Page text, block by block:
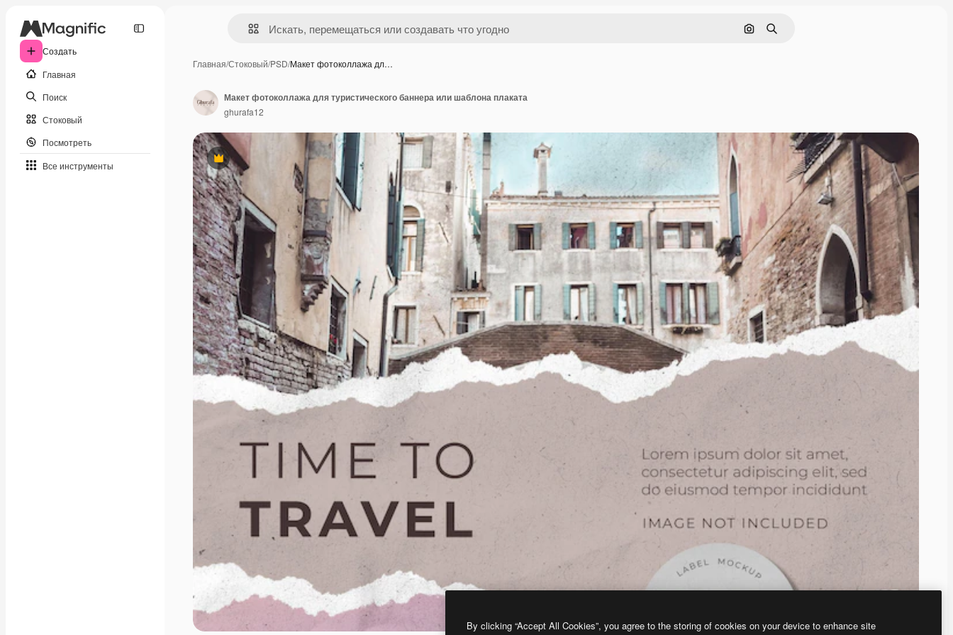
Создать
Главная
Поиск
Стоковый
Посмотреть
Все инструменты
Поиск по изображению
Поиск
Главная/Стоковый/PSD/Макет фотоколлажа дл…
Премиум
Макет фотоколлажа для туристического баннера или шаблона плаката
ghurafa12
By clicking “Accept All Cookies”, you agree to the storing of cookies on your device to enhance site